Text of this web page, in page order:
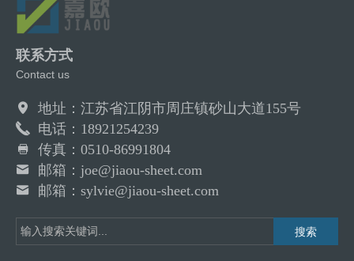
联系方式
Contact us
地址：江苏省江阴市周庄镇砂山大道155号
电话：18921254239
传真：0510-86991804
邮箱：joe@jiaou-sheet.com
邮箱：sylvie@jiaou-sheet.com